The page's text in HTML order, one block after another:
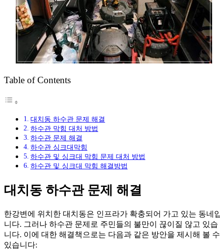
Table of Contents
대치동 하수관 문제 해결
하수관 막힘 대처 방법
하수관 문제 해결
하수관 싱크대막힘
하수관 및 싱크대 막힘 문제 대처 방법
하수관 및 싱크대 막힘 해결방법
대치동 하수관 문제 해결
한강변에 위치한 대치동은 인프라가 확충되어 가고 있는 동네
니다. 그러나 하수관 문제로 주민들의 불만이 끊이질 않고 있습
니다. 이에 대한 해결책으로는 다음과 같은 방안을 제시해 볼 수
있습니다: